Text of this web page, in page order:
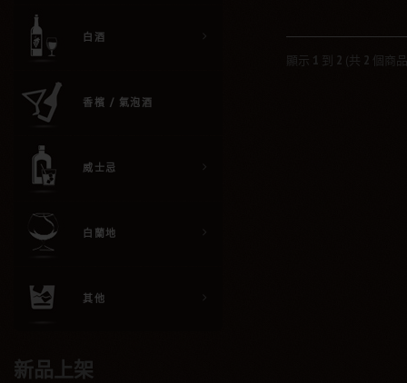
白酒
香檳 / 氣泡酒
威士忌
白蘭地
其他
新品上架
顯示 1 到 2 (共 2 個商